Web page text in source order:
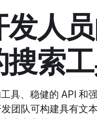
人
搜索
具、稳健的 API 和
团队可构建具有文